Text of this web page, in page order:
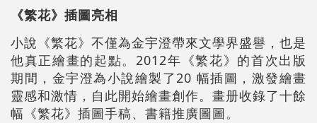
《繁花》插圖亮相
小說《繁花》不僅為金宇澄帶來文學界盛譽，也是
他真正繪畫的起點。2012年《繁花》的首次出版
期間，金宇澄為小說繪製了20 幅插圖，激發繪畫
靈感和激情，自此開始繪畫創作。畫册收錄了十餘
幅《繁花》插圖手稿、書籍推廣圖圖。